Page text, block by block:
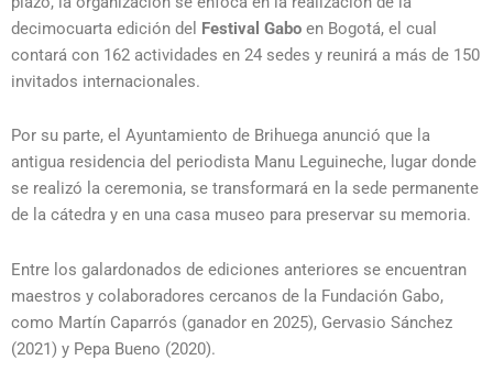
decimocuarta edición del Festival Gabo en Bogotá, el cual
contará con 162 actividades en 24 sedes y reunirá a más de 150
invitados internacionales.
Por su parte, el Ayuntamiento de Brihuega anunció que la
antigua residencia del periodista Manu Leguineche, lugar donde
se realizó la ceremonia, se transformará en la sede permanente
de la cátedra y en una casa museo para preservar su memoria.
Entre los galardonados de ediciones anteriores se encuentran
maestros y colaboradores cercanos de la Fundación Gabo,
como Martín Caparrós (ganador en 2025), Gervasio Sánchez
(2021) y Pepa Bueno (2020).